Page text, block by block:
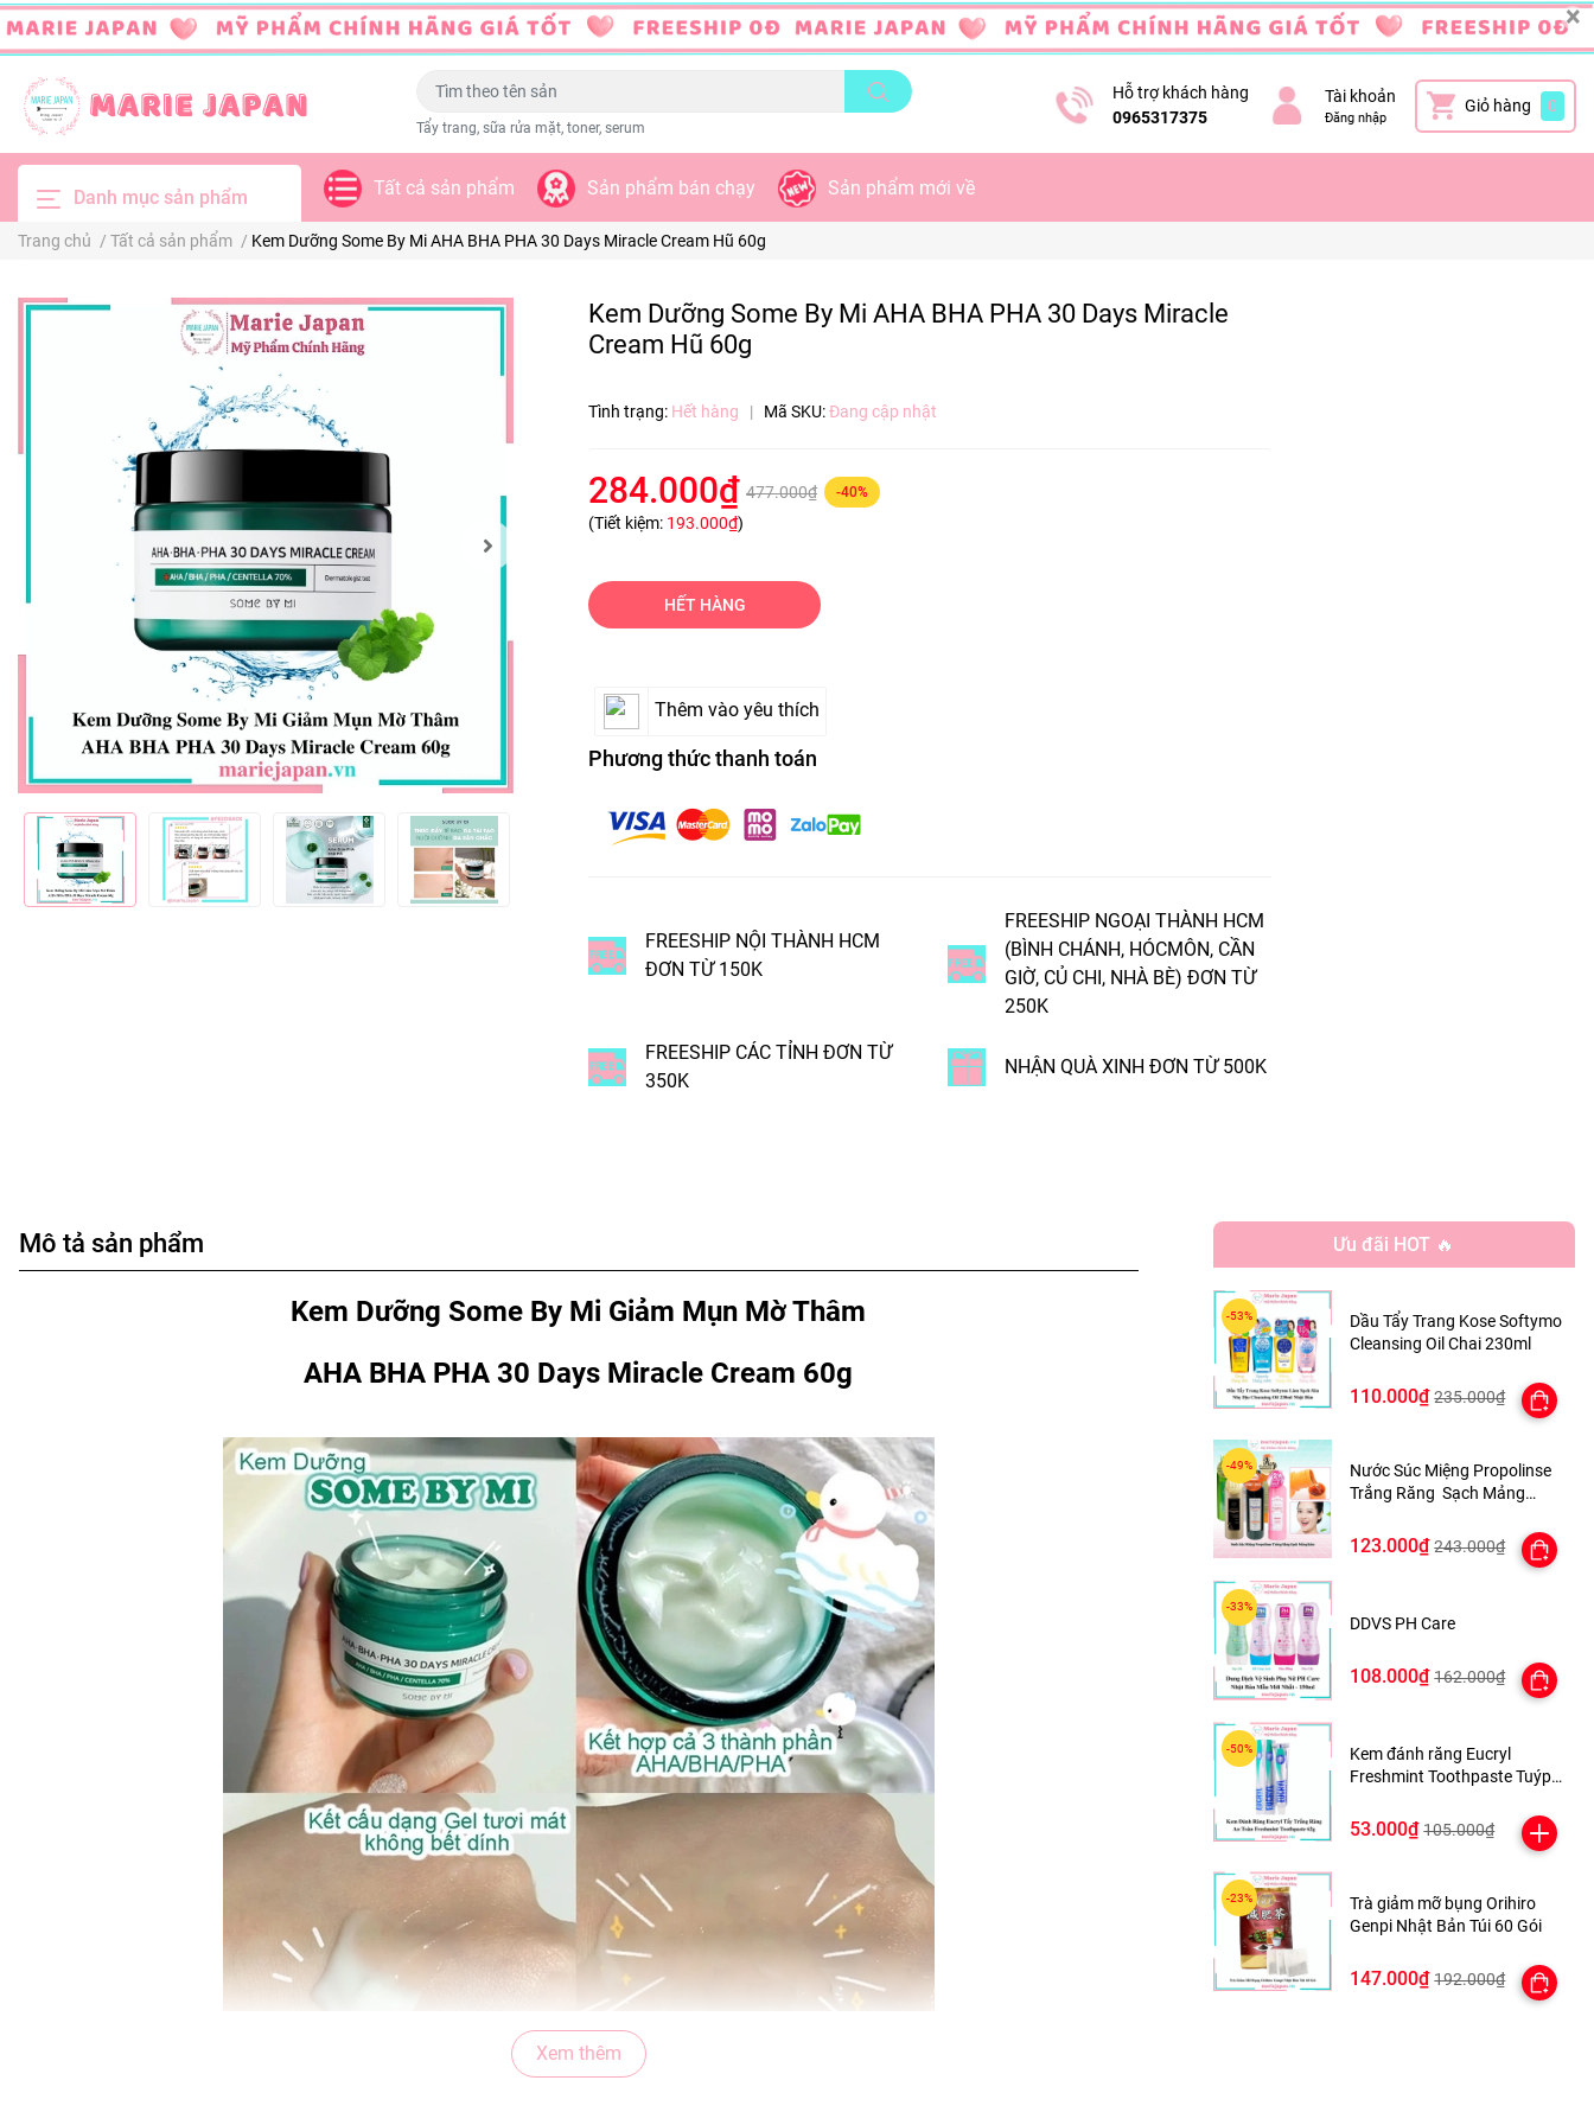
×
Tẩy trang, sữa rửa mặt, toner, serum
Hỗ trợ khách hàng
0965317375
Tài khoản
Đăng nhập
Giỏ hàng 0
Danh mục sản phẩm Tất cả sản phẩm Sản phẩm bán chạy Sản phẩm mới về
Trang chủ / Tất cả sản phẩm / Kem Dưỡng Some By Mi AHA BHA PHA 30 Days Miracle Cream Hũ 60g
Kem Dưỡng Some By Mi AHA BHA PHA 30 Days Miracle
Cream Hũ 60g
Tình trạng: Hết hàng | Mã SKU:Đang cập nhật
284.000₫ 477.000₫ -40%
(Tiết kiệm: 193.000₫)
HẾT HÀNG
Thêm vào yêu thích
Phương thức thanh toán
FREESHIP NỘI THÀNH HCM
ĐƠN TỪ 150K
FREESHIP NGOẠI THÀNH HCM
(BÌNH CHÁNH, HÓCMÔN, CẦN
GIỜ, CỦ CHI, NHÀ BÈ) ĐƠN TỪ
250K
FREESHIP CÁC TỈNH ĐƠN TỪ
350K
NHẬN QUÀ XINH ĐƠN TỪ 500K
Mô tả sản phẩm
Kem Dưỡng Some By Mi Giảm Mụn Mờ Thâm
AHA BHA PHA 30 Days Miracle Cream 60g
Xem thêm
Ưu đãi HOT 🔥
Dầu Tẩy Trang Kose Softymo
Cleansing Oil Chai 230ml
110.000₫ 235.000₫
Nước Súc Miệng Propolinse
Trắng Răng Sạch Mảng
123.000₫ 243.000₫
DDVS PH Care
108.000₫ 162.000₫
Kem đánh răng Eucryl
Freshmint Toothpaste Tuýp
53.000₫ 105.000₫
Trà giảm mỡ bụng Orihiro
Genpi Nhật Bản Túi 60 Gói
147.000₫ 192.000₫